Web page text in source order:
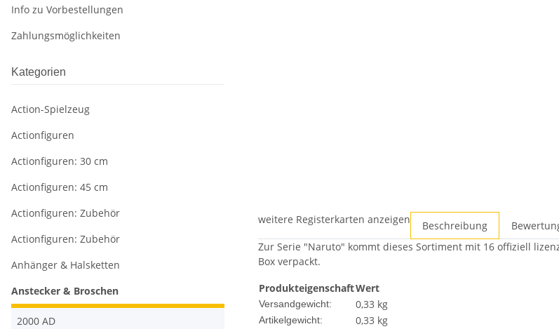
weitere Registerkarten anzeigen Beschreibung
Zur Serie "Naruto" kommt dieses Sortiment mit 16 offiziell
Box verpackt.
ProdukteigenschaftWert
Versandgewicht: 0,33 kg
Artikelgewicht: 0,33 kg
Info zu Vorbestellungen
Zahlungsmöglichkeiten
Kategorien
Action-Spielzeug
Actionfiguren
Actionfiguren: 30 cm
Actionfiguren: 45 cm
Actionfiguren: Zubehör
Actionfiguren: Zubehör
Anhänger & Halsketten
Anstecker & Broschen
2000 AD